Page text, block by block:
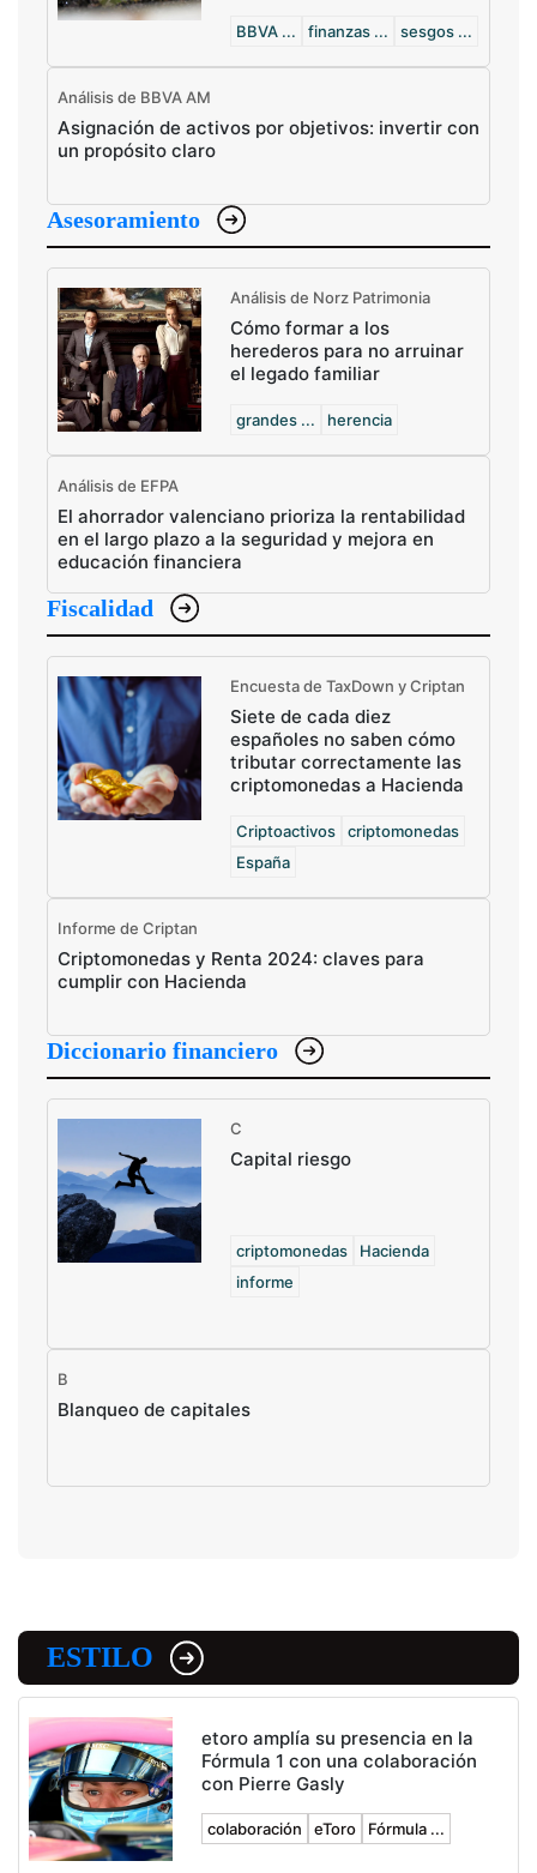
BBVA ... finanzas ... sesgos ...
Análisis de BBVA AM
Asignación de activos por objetivos: invertir con
un propósito claro
Asesoramiento
Análisis de Norz Patrimonia
Cómo formar a los
herederos para no arruinar
el legado familiar
grandes ... herencia
Análisis de EFPA
El ahorrador valenciano prioriza la rentabilidad
en el largo plazo a la seguridad y mejora en
educación financiera
Fiscalidad
Encuesta de TaxDown y Criptan
Siete de cada diez
españoles no saben cómo
tributar correctamente las
criptomonedas a Hacienda
Criptoactivos
criptomonedas
España
Informe de Criptan
Criptomonedas y Renta 2024: claves para
cumplir con Hacienda
Diccionario financiero
C
Capital riesgo
criptomonedas
Hacienda
informe
B
Blanqueo de capitales
ESTILO
etoro amplía su presencia en la
Fórmula 1 con una colaboración
con Pierre Gasly
colaboración eToro Fórmula ...